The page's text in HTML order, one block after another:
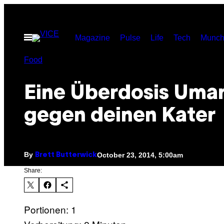
contentOpen
Menu
Magazine Pulse Life Tech
Food
Eine Überdosis
gegen deinen Kater
By Brett ButterwickOctober 23, 2014, 5:00am
Share:
Portionen: 1